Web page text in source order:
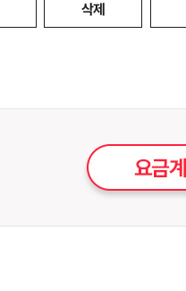
삭제